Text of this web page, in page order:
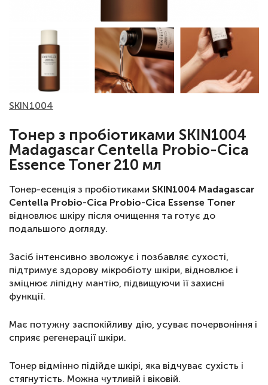
SKIN1004
Тонер з пробіотиками SKIN1004
Madagascar Centella Probio-Cica
Essence Toner 210 мл
Тонер-есенція з пробіотиками SKIN1004 Madagascar
Centella Probio-Cica Probio-Cica Essense Toner
відновлює шкіру після очищення та готує до
подальшого догляду.
Засіб інтенсивно зволожує і позбавляє сухості,
підтримує здорову мікробіоту шкіри, відновлює і
зміцнює ліпідну мантію, підвищуючи її захисні
функції.
Має потужну заспокійливу дію, усуває почервоніння і
сприяє регенерації шкіри.
Тонер відмінно підійде шкірі, яка відчуває сухість і
стягнутість. Можна чутливій і віковій.